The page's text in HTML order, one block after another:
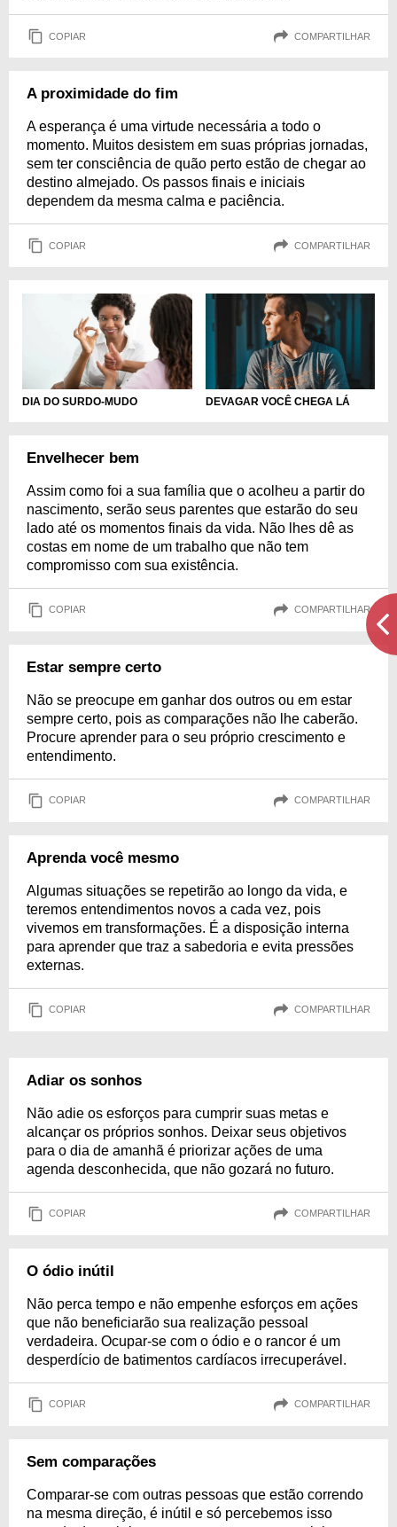
COPIAR COMPARTILHAR
A proximidade do fim
A esperança é uma virtude necessária a todo o
momento. Muitos desistem em suas próprias jornadas,
sem ter consciência de quão perto estão de chegar ao
destino almejado. Os passos finais e iniciais
dependem da mesma calma e paciência.
COPIAR COMPARTILHAR
DIA DO SURDO-MUDO DEVAGAR VOCÊ CHEGA LÁ
Envelhecer bem
Assim como foi a sua família que o acolheu a partir do
nascimento, serão seus parentes que estarão do seu
lado até os momentos finais da vida. Não lhes dê as
costas em nome de um trabalho que não tem
compromisso com sua existência.
COPIAR COMPARTILHAR
Estar sempre certo
Não se preocupe em ganhar dos outros ou em estar
sempre certo, pois as comparações não lhe caberão.
Procure aprender para o seu próprio crescimento e
entendimento.
COPIAR COMPARTILHAR
Aprenda você mesmo
Algumas situações se repetirão ao longo da vida, e
teremos entendimentos novos a cada vez, pois
vivemos em transformações. É a disposição interna
para aprender que traz a sabedoria e evita pressões
externas.
COPIAR COMPARTILHAR
Adiar os sonhos
Não adie os esforços para cumprir suas metas e
alcançar os próprios sonhos. Deixar seus objetivos
para o dia de amanhã é priorizar ações de uma
agenda desconhecida, que não gozará no futuro.
COPIAR COMPARTILHAR
O ódio inútil
Não perca tempo e não empenhe esforços em ações
que não beneficiarão sua realização pessoal
verdadeira. Ocupar-se com o ódio e o rancor é um
desperdício de batimentos cardíacos irrecuperável.
COPIAR COMPARTILHAR
Sem comparações
Comparar-se com outras pessoas que estão correndo
na mesma direção, é inútil e só percebemos isso